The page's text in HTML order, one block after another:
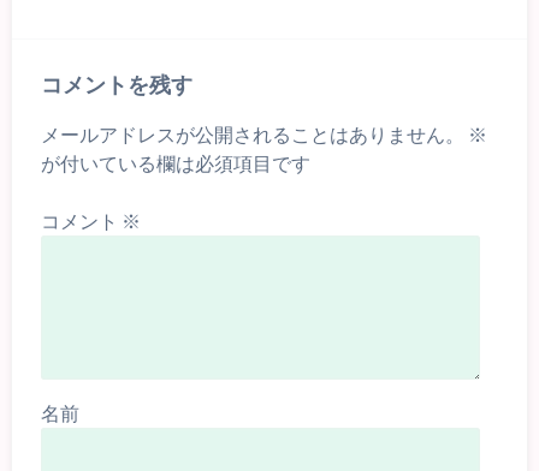
コメントを残す
メールアドレスが公開されることはありません。
※
が付いている欄は必須項目です
コメント ※
名前